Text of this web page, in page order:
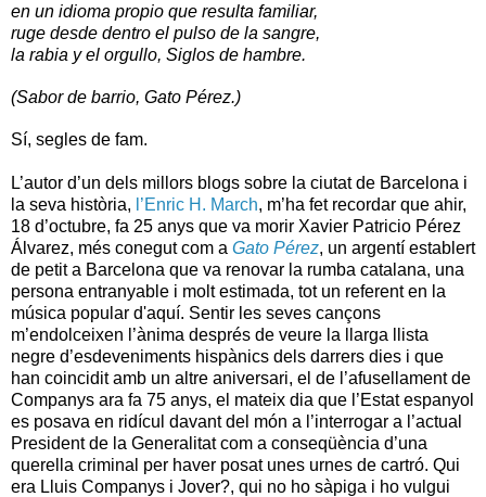
en un idioma propio que resulta familiar,
ruge desde dentro el pulso de la sangre,
la rabia y el orgullo, Siglos de hambre.
(Sabor de barrio, Gato Pérez.)
Sí, segles de fam.
L’autor d’un dels millors blogs sobre la ciutat de Barcelona i
la seva història, l’Enric H. March, m’ha fet recordar que ahir,
18 d’octubre, fa 25 anys que va morir Xavier Patricio Pérez
Álvarez, més conegut com a Gato Pérez, un argentí establert
de petit a Barcelona que va renovar la rumba catalana, una
persona entranyable i molt estimada, tot un referent en la
música popular d'aquí. Sentir les seves cançons
m’endolceixen l’ànima després de veure la llarga llista
negre d’esdeveniments hispànics dels darrers dies i que
han coincidit amb un altre aniversari, el de l’afusellament de
Companys ara fa 75 anys, el mateix dia que l’Estat espanyol
es posava en ridícul davant del món a l’interrogar a l’actual
President de la Generalitatcom a conseqüència d’una
querella criminal per haver posat unes urnes de cartró. Qui
era Lluis Companys i Jover?, qui no ho sàpiga i ho vulgui